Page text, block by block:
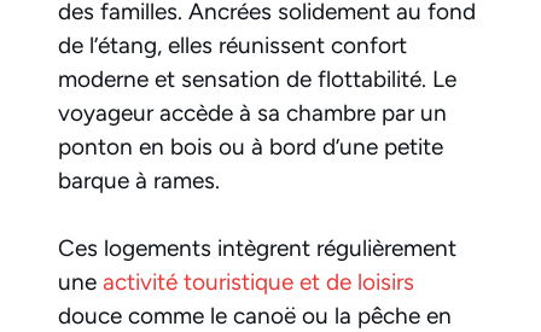
des familles. Ancrées solidement au fond
de l’étang, elles réunissent confort
moderne et sensation de flottabilité. Le
voyageur accède à sa chambre par un
ponton en bois ou à bord d’une petite
barque à rames.
Ces logements intègrent régulièrement
une activité touristique et de loisirs
douce comme le canoë ou la pêche en